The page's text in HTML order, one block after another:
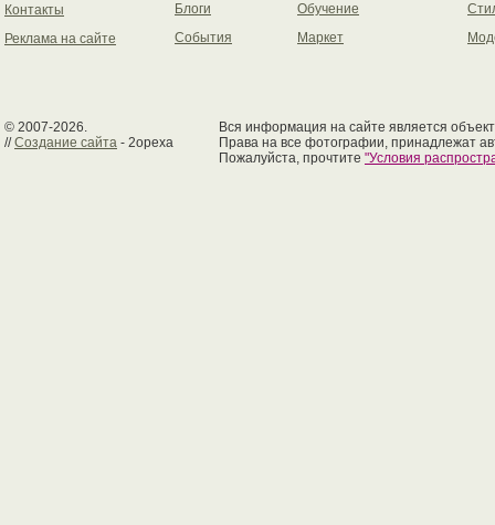
Контакты
Реклама на сайте
Блоги
События
Обучение
Маркет
© 2007-2026.
//Создание сайта - 2opexa
Вся информация на сайте является
Права на все фотографии, принадлежат
Пожалуйста, прочтите "Условия